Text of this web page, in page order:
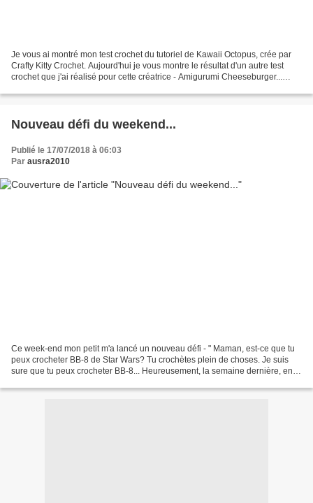
Je vous ai montré mon test crochet du tutoriel de Kawaii Octopus, crée par
Crafty Kitty Crochet. Aujourd'hui je vous montre le résultat d'un autre test
crochet que j'ai réalisé pour cette créatrice - Amigurumi Cheeseburger...
Nouveau défi du weekend...
Publié le 17/07/2018 à 06:03
Par ausra2010
Ce week-end mon petit m'a lancé un nouveau défi - " Maman, est-ce que tu
peux crocheter BB-8 de Star Wars? Tu crochètes plein de choses. Je suis
sure que tu peux crocheter BB-8... Heureusement, la semaine dernière, en